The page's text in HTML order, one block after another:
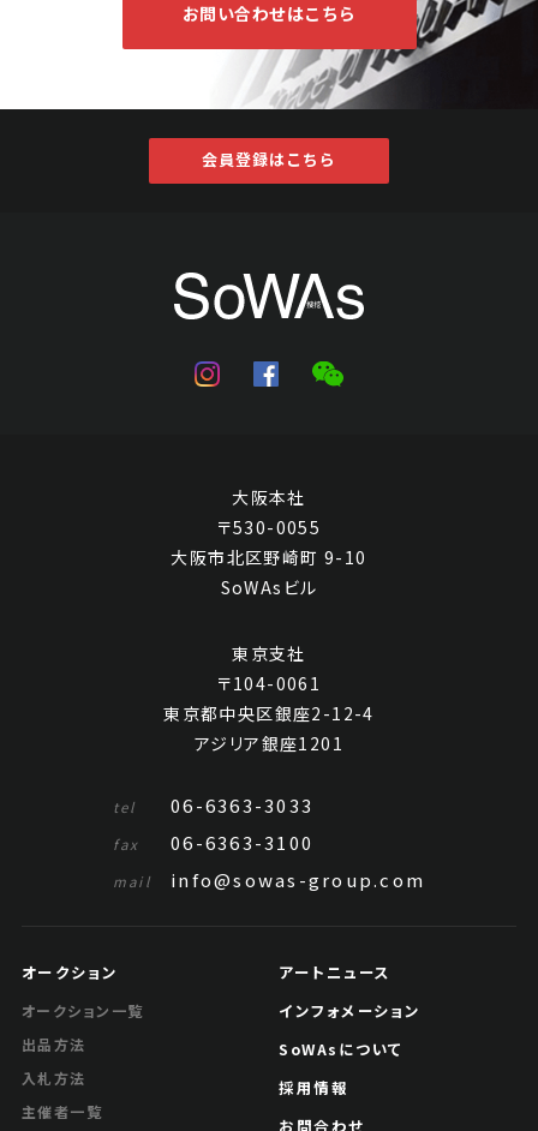
お問い合わせはこちら
会員登録はこちら
大阪本社
〒530-0055
大阪市北区野崎町 9-10
SoWAsビル
東京支社
〒104-0061
東京都中央区銀座2-12-4
アジリア銀座1201
tel 06-6363-3033
fax 06-6363-3100
mail info@sowas-group.com
オークション
オークション一覧
出品方法
入札方法
主催者一覧
アートニュース
インフォメーション
SoWAsについて
採用情報
お問合わせ